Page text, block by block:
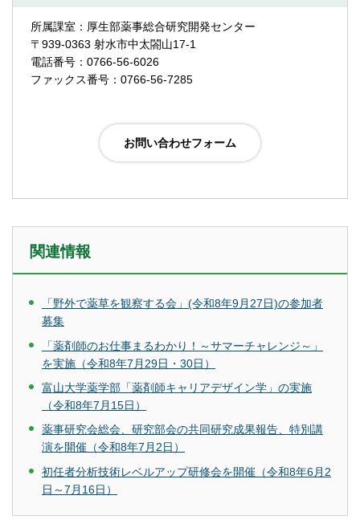
所属課室：厚生部薬事総合研究開発センター
〒939-0363 射水市中太閤山17-1
電話番号：0766-56-6026
ファックス番号：0766-56-7285
関連情報
「野外で薬草を観察する会」(令和8年9月27日)の参加者
募集
「薬剤師のお仕事まるわかり！～サマーチャレンジ～」
を実施（令和8年7月29日・30日）
富山大学薬学部「薬剤師キャリアデザイン学」の実施
（令和8年7月15日）
薬事研究会総会、研究部会の共同研究成果報告、特別講
演を開催（令和8年7月2日）
初任者分析技術レベルアップ研修会を開催（令和8年6月2
日～7月16日）